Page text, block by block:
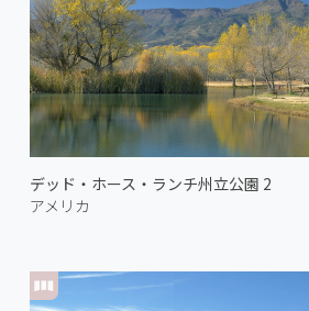
デッド・ホース・ランチ州立公園 2
アメリカ